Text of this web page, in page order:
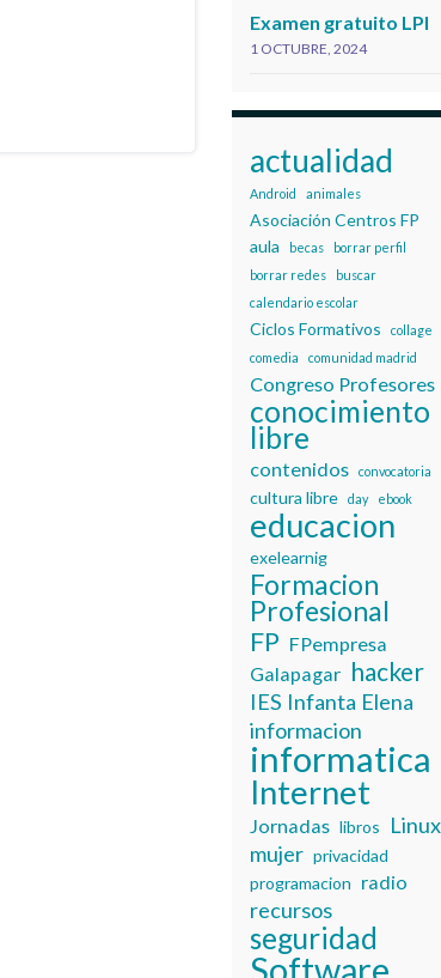
Examen gratuito LPI
1 OCTUBRE, 2024
actualidad
Android animales
Asociación Centros FP
aula
becas
borrar perfil
borrar redes
buscar
calendario escolar
Ciclos Formativos
collage
comedia
comunidad madrid
Congreso Profesores
conocimiento
libre
contenidos convocatoria
cultura libre day ebook
educacion
exelearnig
Formacion
Profesional
FP FPempresa
Galapagar hacker
IES Infanta Elena
informacion
informatica
Internet
Jornadas libros
Linux
mujer privacidad
programacion radio
recursos
seguridad
Software